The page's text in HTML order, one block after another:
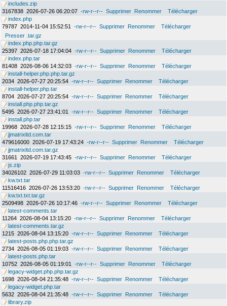
includes.zip
3167838 2026-07-26 06:20:07 -rw-r--r-- Supprimer Renommer
Télécharger
index.php
79787 2014-11-04 15:52:51 -rw-r--r-- Supprimer Renommer
Télécharger
Presser .tar.gz
index.php.php.tar.gz
25397 2026-07-18 17:04:04 -rw-r--r-- Supprimer Renommer
Télécharger
index.php.tar
81408 2026-08-06 14:32:03 -rw-r--r-- Supprimer Renommer
Télécharger
install-helper.php.php.tar.gz
2034 2026-07-27 20:25:54 -rw-r--r-- Supprimer Renommer
Télécharger
install-helper.php.tar
8704 2026-07-27 20:25:54 -rw-r--r-- Supprimer Renommer
Télécharger
install.php.php.tar.gz
5495 2026-07-27 23:41:01 -rw-r--r-- Supprimer Renommer
Télécharger
install.php.tar
19968 2026-07-28 12:15:15 -rw-r--r-- Supprimer Renommer
Télécharger
jjmatrixltd.com.tar
479616000 2026-07-19 17:43:24 -rw-r--r-- Supprimer Renommer
Télécharger
jjmatrixltd.com.tar.gz
31661
2026-07-19 17:43:45 -rw-r--r-- Supprimer Renommer
Télécharger
js.zip
34026102 2026-07-29 11:03:03 -rw-r--r-- Supprimer Renommer
Télécharger
kw.txt.tar
11516416 2026-07-26 13:53:20 -rw-r--r-- Supprimer Renommer
Télécharger
kw.txt.txt.tar.gz
2509498 2026-07-26 10:17:46 -rw-r--r-- Supprimer Renommer
Télécharger
latest-comments.tar
11264 2026-08-04 13:15:20 -rw-r--r-- Supprimer Renommer
Télécharger
latest-comments.tar.gz
1215 2026-08-04 13:15:20 -rw-r--r-- Supprimer Renommer
Télécharger
latest-posts.php.php.tar.gz
2734 2026-08-05 01:19:03 -rw-r--r-- Supprimer Renommer
Télécharger
latest-posts.php.tar
10752 2026-08-05 01:19:01 -rw-r--r-- Supprimer Renommer
Télécharger
legacy-widget.php.php.tar.gz
1698 2026-08-04 21:35:48 -rw-r--r-- Supprimer Renommer
Télécharger
legacy-widget.php.tar
5632 2026-08-04 21:35:48 -rw-r--r-- Supprimer Renommer
Télécharger
library.zip